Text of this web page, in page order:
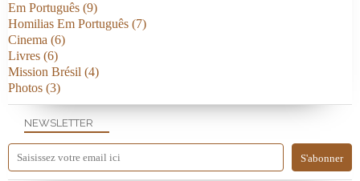
NEWSLETTER
Em Português (9)
Homilias Em Português (7)
Cinema (6)
Livres (6)
Mission Brésil (4)
Photos (3)